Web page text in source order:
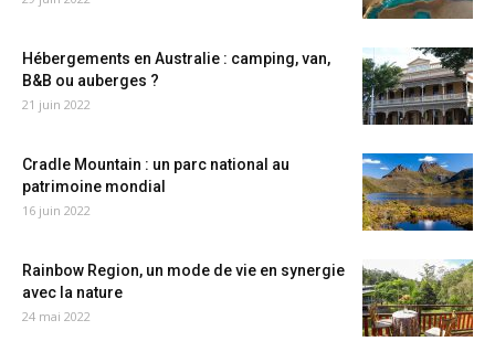
Hébergements en Australie : camping, van,
B&B ou auberges ?
21 juin 2022
Cradle Mountain : un parc national au
patrimoine mondial
16 juin 2022
Rainbow Region, un mode de vie en synergie
avec la nature
24 mai 2022